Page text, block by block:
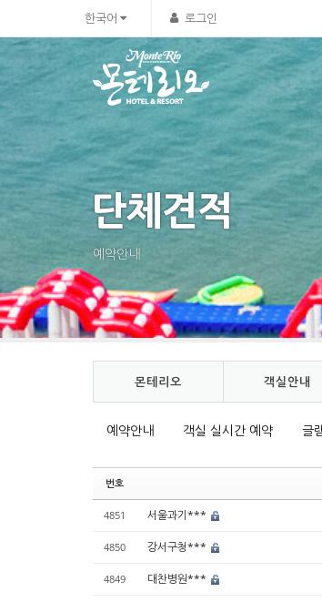
한국어 로그인
단체견적
예약안내
몬테리오 객실안내
예약안내 객실 실시간 예약 글
번호
4851 서울과기***
4850 강서구청***
4849 대찬병원***
Sketchbook5, 스케치북5